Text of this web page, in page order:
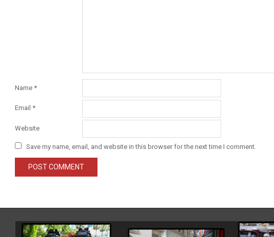
Name *
Email *
Website
Save my name, email, and website in this browser for the next time I comment.